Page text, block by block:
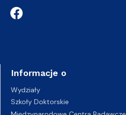
Informacje o
Wydziały
Szkoły Doktorskie